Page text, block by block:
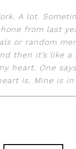
A lot.
from last
or random
then it’s like a
heart. One
is. Mine is in